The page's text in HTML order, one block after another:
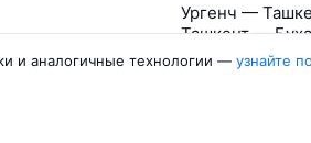
Ургенч —
Ташкент —
Термез —
Бухара —
и аналогичные технологии — узнайте